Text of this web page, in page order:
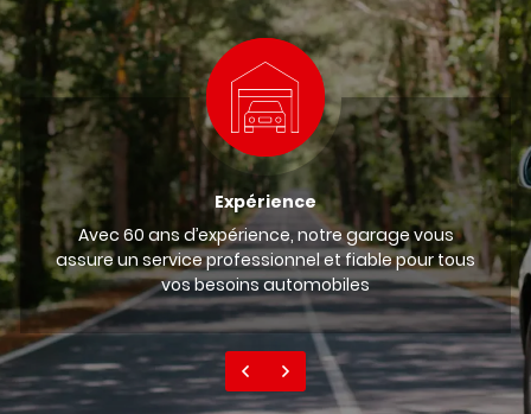
Expérience
Avec 60 ans d’expérience, notre garage vous
assure un service professionnel et fiable pour tous
vos besoins automobiles